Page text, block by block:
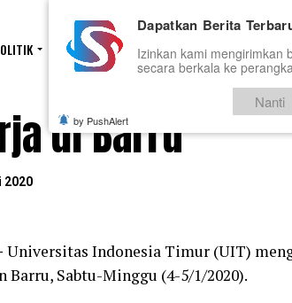
HUKUM PENDIDIKAN OLAHRAGA
di Barru
2020
Universitas Indonesia Timur (UIT)
Barru, Sabtu-Minggu (4-5/1/2020).
Dapatkan Berita
Izinkan kami mengirimkan
secara berkala ke
Nanti
by PushAlert